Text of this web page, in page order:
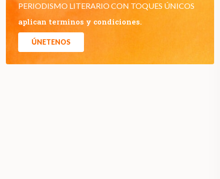
PERIODISMO LITERARIO CON TOQUES ÚNICOS
aplican terminos y condiciones.
ÚNETENOS